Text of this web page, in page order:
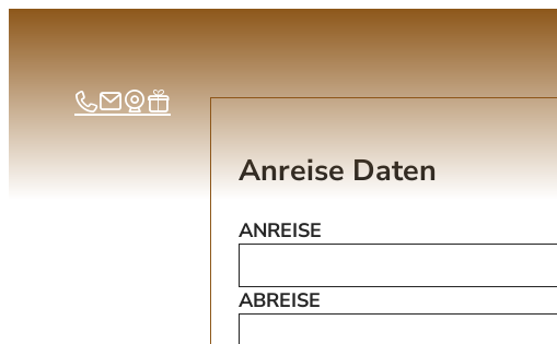
Anreise Daten
ANREISE
ABREISE